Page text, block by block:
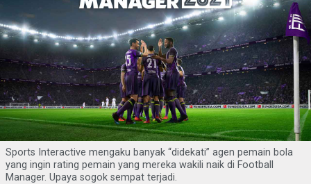
Sports Interactive mengaku banyak “didekati” agen pemain bola
yang ingin rating pemain yang mereka wakili naik di Football
Manager. Upaya sogok sempat terjadi.